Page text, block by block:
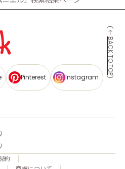
BACK TO TOP
Pinterest Instagram
約